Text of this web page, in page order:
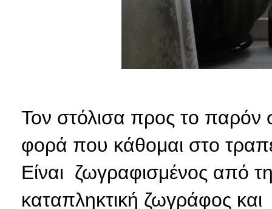
Τον στόλισα προς το παρόν
φορά που κάθομαι στο
Είναι ζωγραφισμένος από
καταπληκτική ζωγράφος